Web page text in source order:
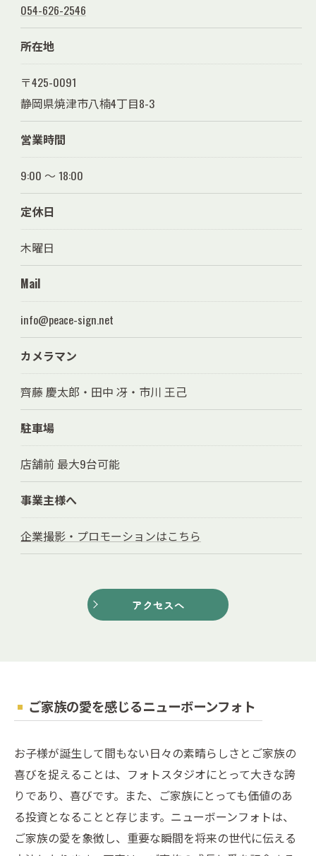
054-626-2546
所在地
〒425-0091
静岡県焼津市八楠4丁目8-3
営業時間
9:00 ～ 18:00
定休日
木曜日
Mail
info@peace-sign.net
カメラマン
齊藤 慶太郎・田中 冴・市川 王己
駐車場
店舗前 最大9台可能
事業主様へ
企業撮影・プロモーションはこちら
アクセスへ
ご家族の愛を感じるニューボーンフォト
お子様が誕生して間もない日々の素晴らしさとご家族の
喜びを捉えることは、フォトスタジオにとって大きな誇
りであり、喜びです。また、ご家族にとっても価値のあ
る投資となることと存じます。ニューボーンフォトは、
ご家族の愛を象徴し、重要な瞬間を将来の世代に伝える